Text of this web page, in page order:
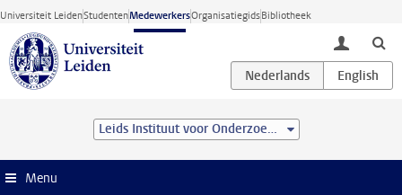
Ga direct naar de inhoud
Universiteit LeidenStudentenMedewerkersOrganisatiegidsBibliotheek
toggle
Leids Instituut voor Onderzoek in de Natuurkunde (LION)
Menu